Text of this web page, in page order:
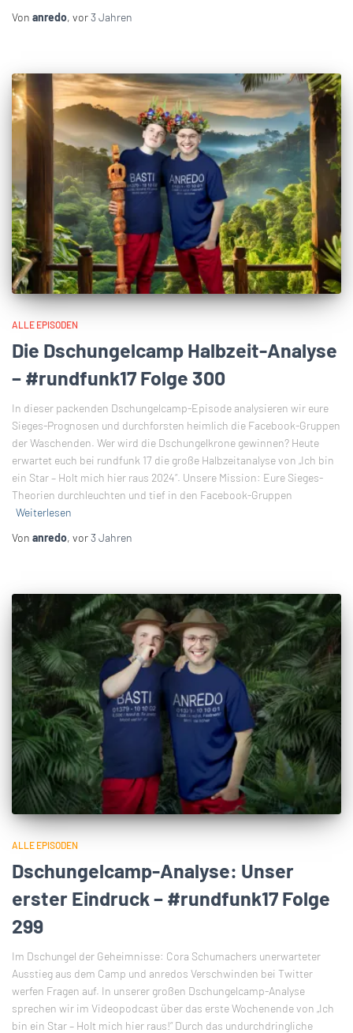
Von anredo, vor3 Jahren
ALLE EPISODEN
Die Dschungelcamp Halbzeit-Analyse
– #rundfunk17 Folge 300
In dieser packenden Dschungelcamp-Episode analysieren wir eure
Sieges-Prognosen und durchforsten heimlich die Facebook-Gruppen
der Waschenden. Wer wird die Dschungelkrone gewinnen? Heute
erwartet euch bei rundfunk 17 die große Halbzeitanalyse von „Ich bin
ein Star – Holt mich hier raus 2024“. Unsere Mission: Eure Sieges-
Theorien durchleuchten und tief in den Facebook-Gruppen
Weiterlesen
Von anredo, vor3 Jahren
ALLE EPISODEN
Dschungelcamp-Analyse: Unser
erster Eindruck – #rundfunk17 Folge
299
Im Dschungel der Geheimnisse: Cora Schumachers unerwarteter
Ausstieg aus dem Camp und anredos Verschwinden bei Twitter
werfen Fragen auf. In unserer großen Dschungelcamp-Analyse
sprechen wir im Videopodcast über das erste Wochenende von „Ich
bin ein Star – Holt mich hier raus!“ Durch das undurchdringliche